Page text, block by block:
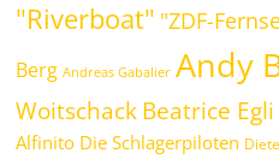
"Riverboat" "ZDF-
Berg Andreas Gabalier Andy
WoitschackBeatrice Egli
Alfinito Die Schlagerpiloten